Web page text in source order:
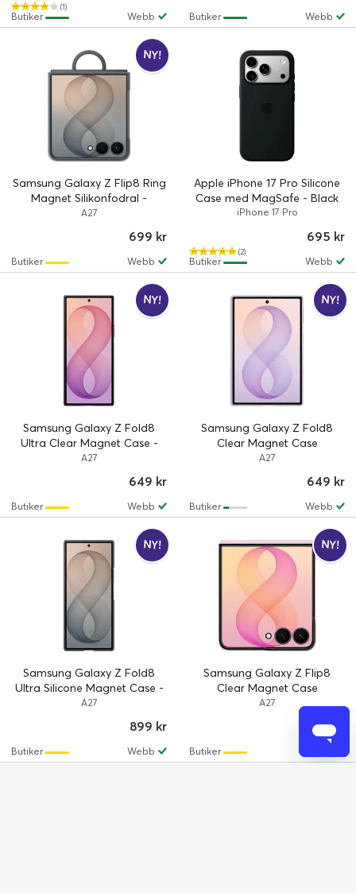
(1)
Webb
Butiker Webb
Butiker
NY!
Samsung Galaxy Z Flip8 Ring
Magnet Silikonfodral -
Graphite
A27
699 kr
Webb
Butiker
Apple iPhone 17 Pro Silicone
Case med MagSafe - Black
iPhone 17 Pro
(2)
695 kr
Webb
Butiker
NY!
Samsung Galaxy Z Fold8
Ultra Clear Magnet Case -
Transparent
A27
649 kr
Webb
Butiker
NY!
Samsung Galaxy Z Fold8
Clear Magnet Case
transparent fodral med
integrerade magneter för
trådlös laddning och
magnetiska tillbeh
A27
649 kr
Webb
Butiker
NY!
Samsung Galaxy Z Fold8
Ultra Silicone Magnet Case -
Graphite
A27
899 kr
Webb
Butiker
NY!
Samsung Galaxy Z Flip8
Clear Magnet Case
genomskinligt fodral med
laddning och magnetiskt
tillbehör - Trans
A27
549 kr
Butiker